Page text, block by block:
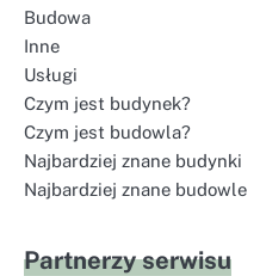
Budowa
Inne
Usługi
Czym jest budynek?
Czym jest budowla?
Najbardziej znane budynki
Najbardziej znane budowle
Partnerzy serwisu